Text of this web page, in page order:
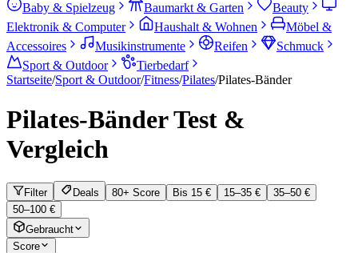
Baby & Spielzeug Baumarkt & Garten
Beauty
Elektronik & Computer
Haushalt & Wohnen
Möbel &
Accessoires
Musikinstrumente Reifen
Schmuck
Sport & Outdoor
Tierbedarf
Startseite/Sport & Outdoor/Fitness/Pilates/Pilates-Bänder
Pilates-BänderTest &
Vergleich
Filter Deals 80+ Score Bis 15 € 15–35 €
35–50 €
50–100 €
Gebraucht
Score